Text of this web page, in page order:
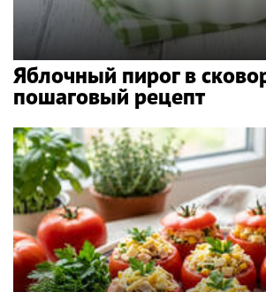
Яблочный пирог в
пошаговый рецепт